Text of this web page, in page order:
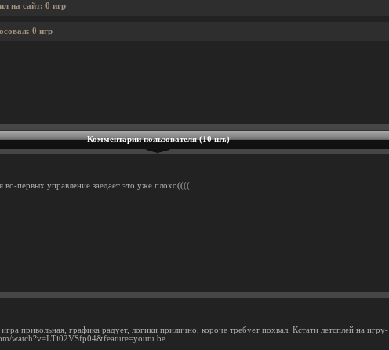
на сайт: 0 игр
0 игр
Комментарии пользователя (10 шт.)
во-первых управление заедает это уже плохо((((
привольная, графика радует, логики прилично, короче требует похвал. Кстати летсплей на игру-
watch?v=LTi02VSfp04&feature=youtu.be